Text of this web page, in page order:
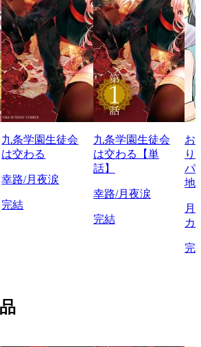
九条学園生徒会
は交わる
幸路/月夜涙
完結
九条学園生徒会
は交わる【単
話】
幸路/月夜涙
完結
お
り
パ
地
月
カ
完